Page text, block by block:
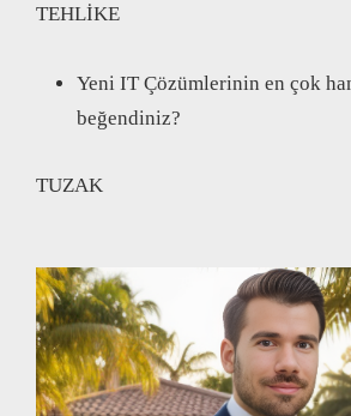
TEHLİKE
Yeni IT Çözümlerinin en çok
beğendiniz?
TUZAK